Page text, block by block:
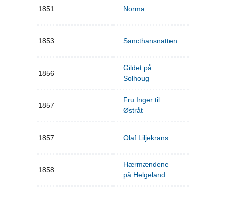
1851 Norma
1853 Sancthansnatten
1856
Gildet på
Solhoug
1857
Fru Inger til
Østråt
1857 Olaf Liljekrans
1858
Hærmændene
på Helgeland